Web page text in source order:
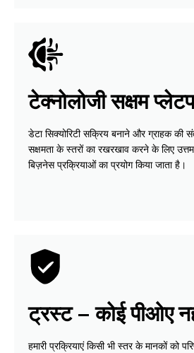
टेक्नोलोजी सक्षम
डेटा सिक्योरिटी सक्रिय बनाने और ग्राहक की
सक्षमता के स्तरों का रखरखाव करने के लिए
बिज़नेस प्रक्रियाओं का प्रयोग किया जाता है।
ट्रस्ट – कोई पीओए
हमारी प्रक्रियाएं किसी भी स्तर के मानकों को